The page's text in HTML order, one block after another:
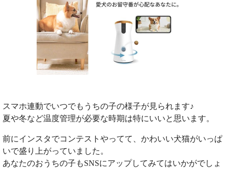
スマホ連動でいつでもうちの子の様子が見られます♪
夏や冬など温度管理が必要な時期は特にいいと思います。
前にインスタでコンテストやってて、かわいい犬猫がいっぱ
いで盛り上がっていました。
あなたのおうちの子もSNSにアップしてみてはいかがでしょ